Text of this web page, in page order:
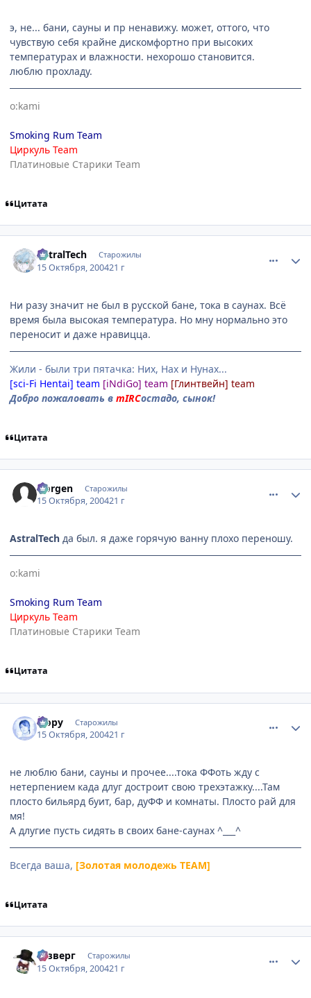
э, не... бани, сауны и пр ненавижу. может, оттого, что
чувствую себя крайне дискомфортно при высоких
температурах и влажности. нехорошо становится.
люблю прохладу.
o:kami
Smoking Rum Team
Циркуль Team
Платиновые Старики Team
Цитата
AstralTech Старожилы
15 Октября, 200421 г
Ни разу значит не был в русской бане, тока в саунах. Всё
время была высокая температура. Но мну нормально это
переносит и даже нравицца.
Жили - были три пятачка: Них, Нах и Нунах...
[sci-Fi Hentai] team [iNdiGo] team [Глинтвейн] team
Добро пожаловать в mIRCостадо, сынок!
Цитата
Norgen Старожилы
15 Октября, 200421 г
AstralTech да был. я даже горячую ванну плохо переношу.
o:kami
Smoking Rum Team
Циркуль Team
Платиновые Старики Team
Цитата
Йору Старожилы
15 Октября, 200421 г
не люблю бани, сауны и прочее....тока ФФоть жду с
нетерпением када длуг достроит свою трехэтажку....Там
плосто бильярд буит, бар, дуФФ и комнаты. Плосто рай для
мя!
А длугие пусть сидять в своих бане-саунах ^___^
Всегда ваша, [Золотая молодежь TEAM]
Цитата
Юзверг Старожилы
15 Октября, 200421 г